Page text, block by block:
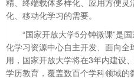
精、终端载体多样化、应用方便
化、移动化学习的需要。
“国家开放大学5分钟微课”是
化学习资源中心自主开发、面向
用，国家开放大学将在3年内建设
学历教育，覆盖数百个学科领域的